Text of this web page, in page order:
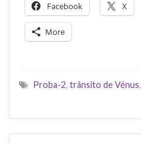
Facebook X
More
Proba-2, trânsito de Vénus,